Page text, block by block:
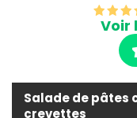
Voir
Salade de pâtes
crevettes